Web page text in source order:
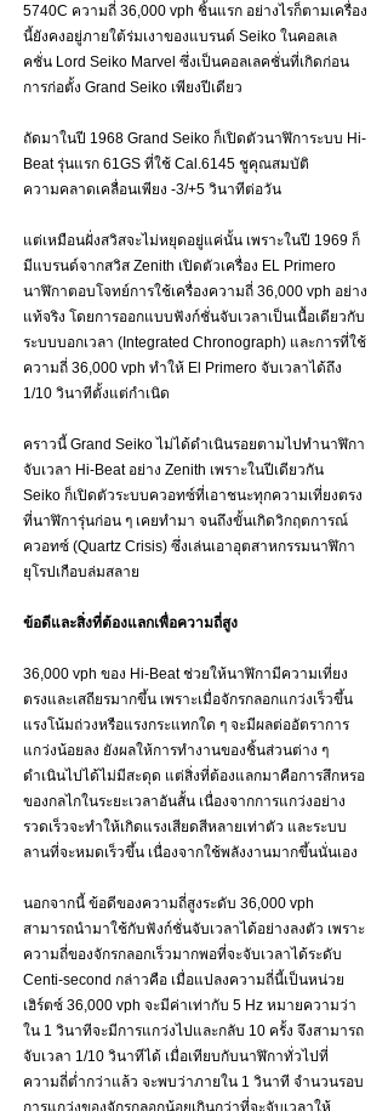
5740C ความถี่ 36,000 vph ชิ้นแรก อย่างไรก็ตามเครื่อง
นี้ยังคงอยู่ภายใต้ร่มเงาของแบรนด์ Seiko ในคอลเล
คชั่น Lord Seiko Marvel ซึ่งเป็นคอลเลคชั่นที่เกิดก่อน
การก่อตั้ง Grand Seiko เพียงปีเดียว
ถัดมาในปี 1968 Grand Seiko ก็เปิดตัวนาฬิการะบบ Hi-
Beat รุ่นแรก 61GS ที่ใช้ Cal.6145 ชูคุณสมบัติ
ความคลาดเคลื่อนเพียง -3/+5 วินาทีต่อวัน
แต่เหมือนฝั่งสวิสจะไม่หยุดอยู่แค่นั้น เพราะในปี 1969 ก็
มีแบรนด์จากสวิส Zenith เปิดตัวเครื่อง EL Primero
นาฬิกาตอบโจทย์การใช้เครื่องความถี่ 36,000 vph อย่าง
แท้จริง โดยการออกแบบฟังก์ชั่นจับเวลาเป็นเนื้อเดียวกับ
ระบบบอกเวลา (Integrated Chronograph) และการที่ใช้
ความถี่ 36,000 vph ทำให้ El Primero จับเวลาได้ถึง
1/10 วินาทีตั้งแต่กำเนิด
คราวนี้ Grand Seiko ไม่ได้ดำเนินรอยตามไปทำนาฬิกา
จับเวลา Hi-Beat อย่าง Zenith เพราะในปีเดียวกัน
Seiko ก็เปิดตัวระบบควอทซ์ที่เอาชนะทุกความเที่ยงตรง
ที่นาฬิการุ่นก่อน ๆ เคยทำมา จนถึงขั้นเกิดวิกฤตการณ์
ควอทซ์ (Quartz Crisis) ซึ่งเล่นเอาอุตสาหกรรมนาฬิกา
ยุโรปเกือบล่มสลาย
ข้อดีและสิ่งที่ต้องแลกเพื่อความถี่สูง
36,000 vph ของ Hi-Beat ช่วยให้นาฬิกามีความเที่ยง
ตรงและเสถียรมากขึ้น เพราะเมื่อจักรกลอกแกว่งเร็วขึ้น
แรงโน้มถ่วงหรือแรงกระแทกใด ๆ จะมีผลต่ออัตราการ
แกว่งน้อยลง ยังผลให้การทำงานของชิ้นส่วนต่าง ๆ
ดำเนินไปได้ไม่มีสะดุด แต่สิ่งที่ต้องแลกมาคือการสึกหรอ
ของกลไกในระยะเวลาอันสั้น เนื่องจากการแกว่งอย่าง
รวดเร็วจะทำให้เกิดแรงเสียดสีหลายเท่าตัว และระบบ
ลานที่จะหมดเร็วขึ้น เนื่องจากใช้พลังงานมากขึ้นนั่นเอง
นอกจากนี้ ข้อดีของความถี่สูงระดับ 36,000 vph
สามารถนำมาใช้กับฟังก์ชั่นจับเวลาได้อย่างลงตัว เพราะ
ความถี่ของจักรกลอกเร็วมากพอที่จะจับเวลาได้ระดับ
Centi-second กล่าวคือ เมื่อแปลงความถี่นี้เป็นหน่วย
เฮิร์ตซ์ 36,000 vph จะมีค่าเท่ากับ 5 Hz หมายความว่า
ใน 1 วินาทีจะมีการแกว่งไปและกลับ 10 ครั้ง จึงสามารถ
จับเวลา 1/10 วินาทีได้ เมื่อเทียบกับนาฬิกาทั่วไปที่
ความถี่ต่ำกว่าแล้ว จะพบว่าภายใน 1 วินาที จำนวนรอบ
การแกว่งของจักรกลอกน้อยเกินกว่าที่จะจับเวลาให้